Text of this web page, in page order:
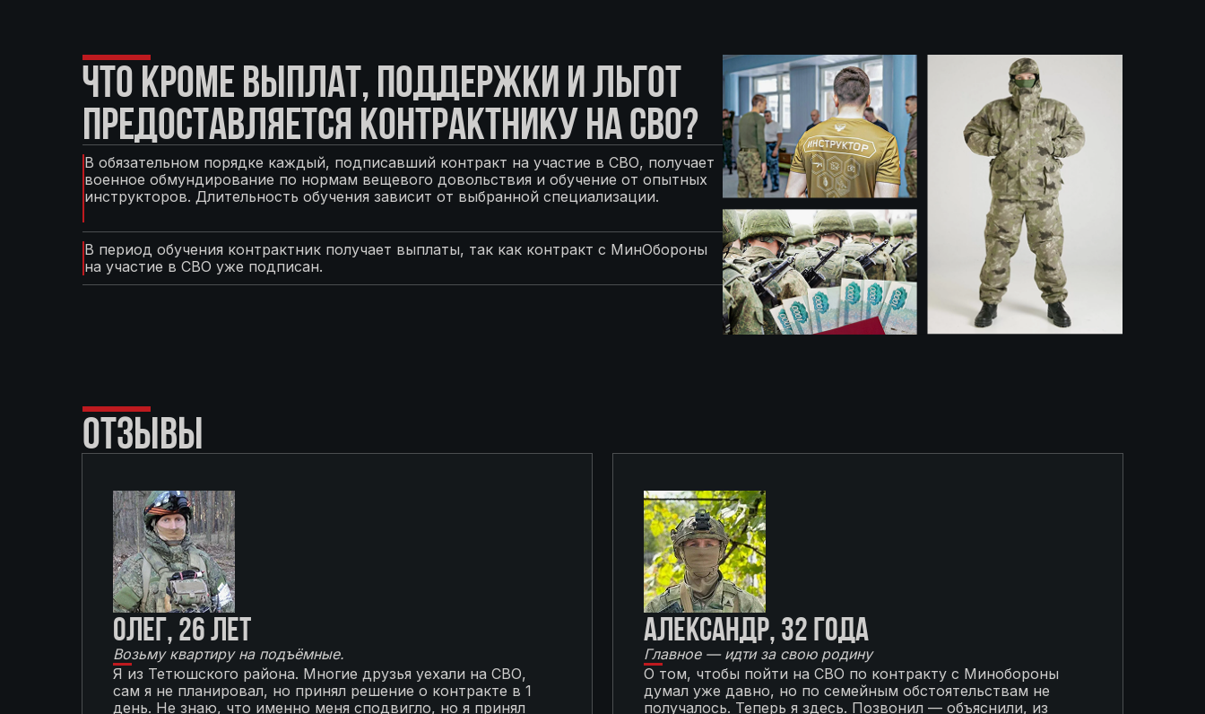
ЧТО КРОМЕ ВЫПЛАТ, ПОДДЕРЖКИ И ЛЬГОТ
ПРЕДОСТАВЛЯЕТСЯ КОНТРАКТНИКУ НА СВО?
В обязательном порядке каждый, подписавший контракт на участие в СВО, получает
военное обмундирование по нормам вещевого довольствия и обучение от опытных
инструкторов. Длительность обучения зависит от выбранной специализации.
В период обучения контрактник получает выплаты, так как контракт с МинОбороны
на участие в СВО уже подписан.
ОТЗЫВЫ
Олег, 26 лет
Возьму квартиру на подъёмные.
Я из Тетюшского района. Многие друзья уехали на СВО,
сам я не планировал, но принял решение о контракте в 1
день. Не знаю, что именно меня сподвигло, но я принял
Александр, 32 года
Главное — идти за свою родину
О том, чтобы пойти на СВО по контракту с Минобороны
думал уже давно, но по семейным обстоятельствам не
получалось. Теперь я здесь. Позвонил — объяснили, из